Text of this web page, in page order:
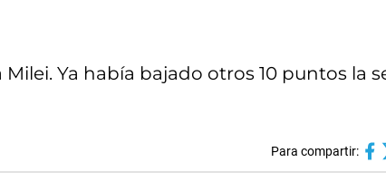
Ya había bajado otros 10 puntos la
Para compartir: